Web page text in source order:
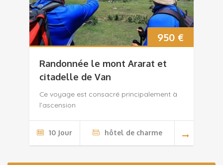
950 €
Randonnée le mont Ararat et
citadelle de Van
Ce voyage est consacré principalement à
l’ascension
10 Jour hôtel de charme